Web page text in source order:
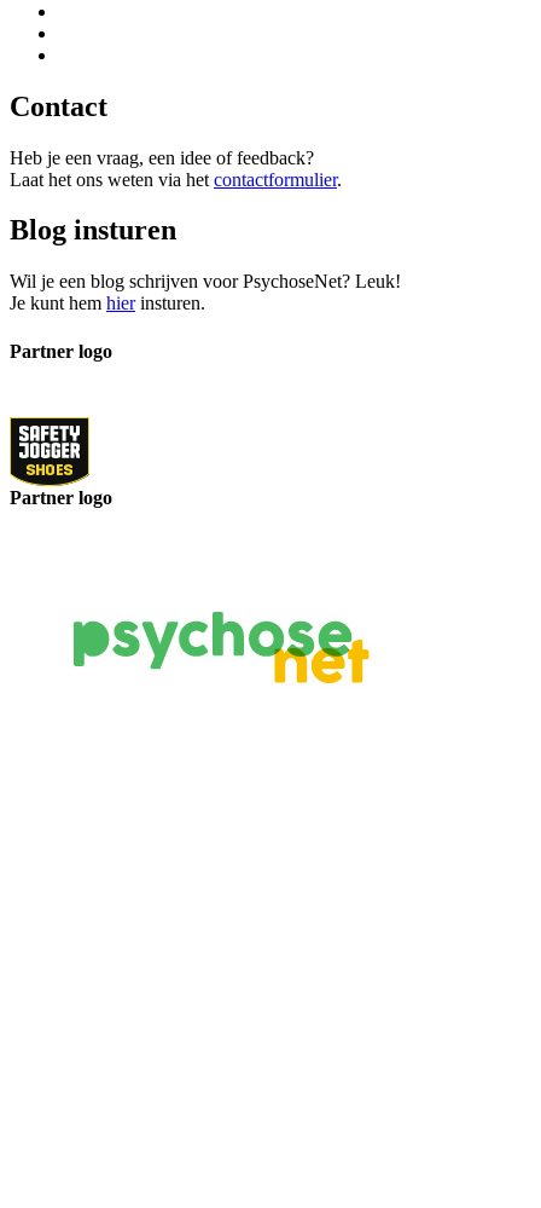
Contact
Heb je een vraag, een idee of feedback?
Laat het ons weten via het contactformulier.
Blog insturen
Wil je een blog schrijven voor PsychoseNet? Leuk!
Je kunt hem hierinsturen.
Partner logo
Partner logo